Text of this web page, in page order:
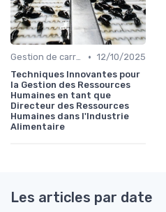
Gestion de carrière dans la food • 12/10/2025
Techniques Innovantes pour
la Gestion des Ressources
Humaines en tant que
Directeur des Ressources
Humaines dans l'Industrie
Alimentaire
Les articles par date